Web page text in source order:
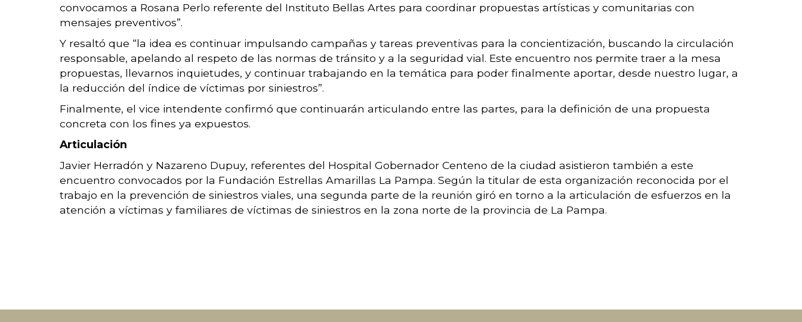
convocamos a Rosana Perlo referente del Instituto Bellas Artes para coordinar propuestas artísticas y comunitarias con
mensajes preventivos”.
Y resaltó que “la idea es continuar impulsando campañas y tareas preventivas para la concientización, buscando la circulación
responsable, apelando al respeto de las normas de tránsito y a la seguridad vial. Este encuentro nos permite traer a la mesa
propuestas, llevarnos inquietudes, y continuar trabajando en la temática para poder finalmente aportar, desde nuestro lugar, a
la reducción del índice de víctimas por siniestros”.
Finalmente, el vice intendente confirmó que continuarán articulando entre las partes, para la definición de una propuesta
concreta con los fines ya expuestos.
Articulación
Javier Herradón y Nazareno Dupuy, referentes del Hospital Gobernador Centeno de la ciudad asistieron también a este
encuentro convocados por la Fundación Estrellas Amarillas La Pampa. Según la titular de esta organización reconocida por el
trabajo en la prevención de siniestros viales, una segunda parte de la reunión giró en torno a la articulación de esfuerzos en la
atención a víctimas y familiares de víctimas de siniestros en la zona norte de la provincia de La Pampa.